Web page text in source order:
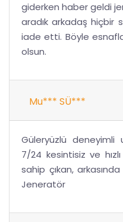
giderken haber geldi
aradık arkadaş hiçbir
iade etti. Böyle
olsun.
Mu*** SÜ***
Güleryüzlü deneyimli
7/24 kesintisiz ve
sahip çıkan,
Jeneratör